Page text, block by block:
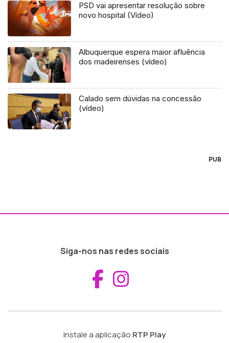
PSD vai apresentar resolução sobre
novo hospital (Vídeo)
Albuquerque espera maior afluência
dos madeirenses (vídeo)
Calado sem dúvidas na concessão
(vídeo)
PUB
Siga-nos nas redes sociais
Aceder ao
Instale a aplicação RTP Play